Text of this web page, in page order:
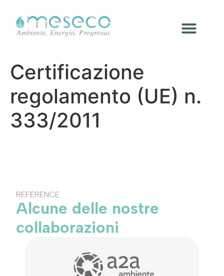
Certificazione
regolamento (UE) n.
333/2011
REFERENCE
Alcune delle nostre
collaborazioni